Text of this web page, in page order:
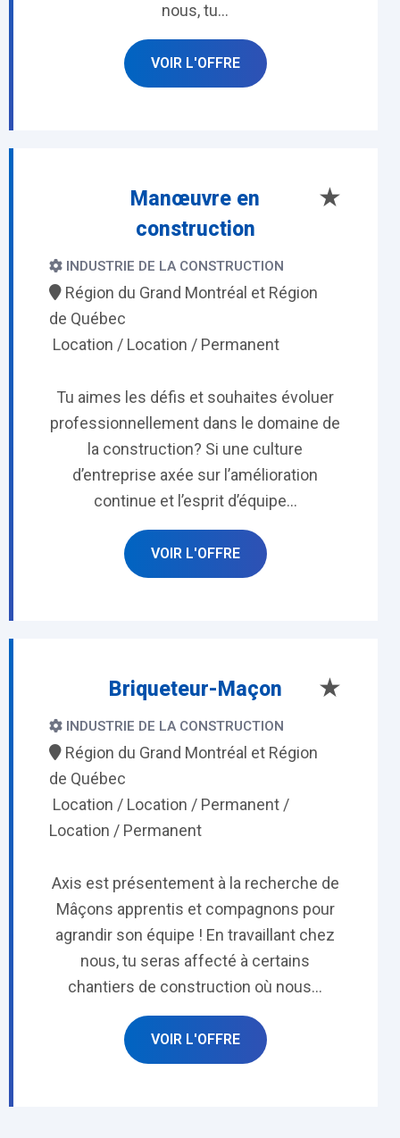
nous, tu...
VOIR L'OFFRE
Manœuvre en
construction
INDUSTRIE DE LA CONSTRUCTION
Région du Grand Montréal et Région
de Québec
Location / Location / Permanent
Tu aimes les défis et souhaites évoluer
professionnellement dans le domaine de
la construction? Si une culture
d’entreprise axée sur l’amélioration
continue et l’esprit d’équipe...
VOIR L'OFFRE
★
Briqueteur-Maçon
INDUSTRIE DE LA CONSTRUCTION
Région du Grand Montréal et Région
de Québec
Location / Location / Permanent /
Location / Permanent
Axis est présentement à la recherche de
Mâçons apprentis et compagnons pour
agrandir son équipe ! En travaillant chez
nous, tu seras affecté à certains
chantiers de construction où nous...
VOIR L'OFFRE
★